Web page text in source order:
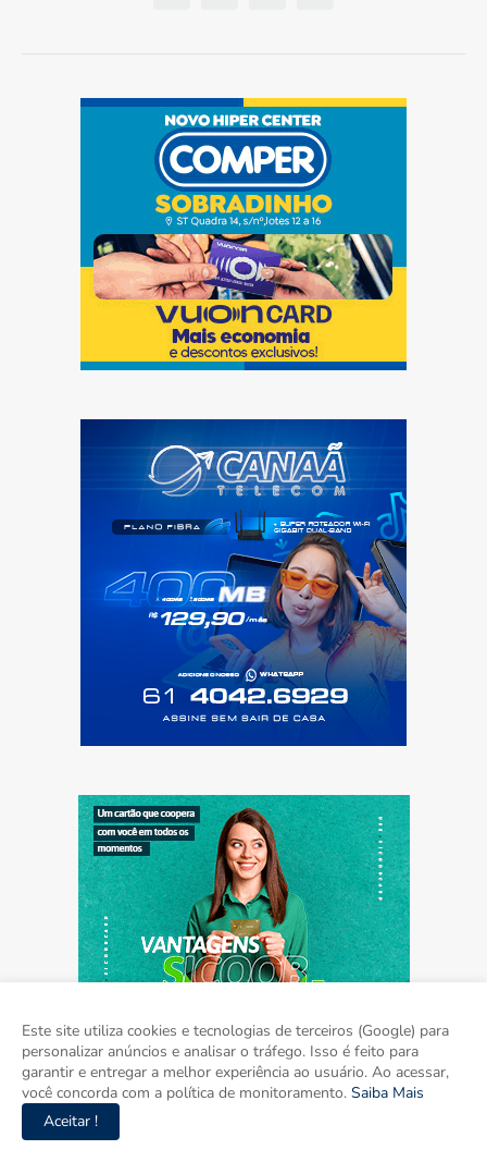
Este site utiliza cookies e tecnologias de terceiros (Google) para
personalizar anúncios e analisar o tráfego. Isso é feito para
garantir e entregar a melhor experiência ao usuário. Ao acessar,
você concorda com a política de monitoramento. Saiba Mais
Aceitar !